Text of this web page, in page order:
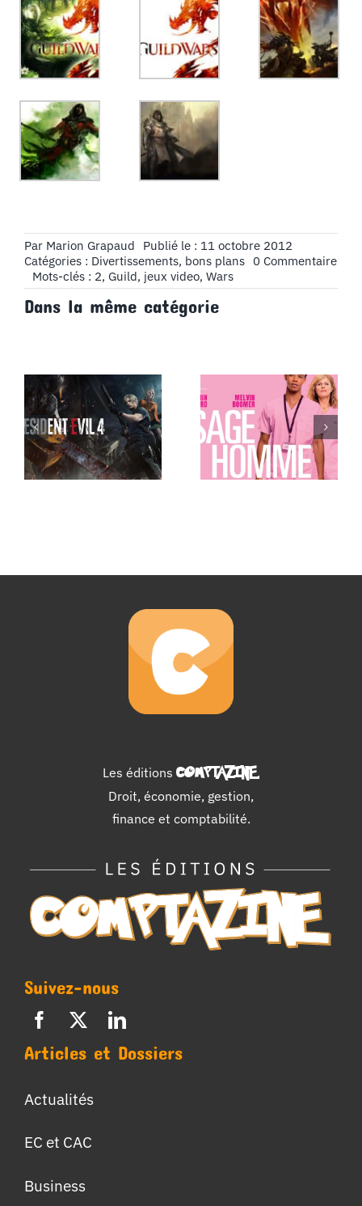
Par Marion Grapaud
Publié le : 11 octobre 2012
Catégories : Divertissements, bons plans 0 Commentaireon
2
Mots-clés : 2, Guild, jeux video, Wars
Dans la même catégorie
Jeu video :
Resident Evil
4
Cinéma :
Sage-Homme
Les éditions COMPTAZINE.
Droit, économie, gestion,
finance et comptabilité.
Suivez-nous
Articles et Dossiers
Actualités
EC et CAC
Business